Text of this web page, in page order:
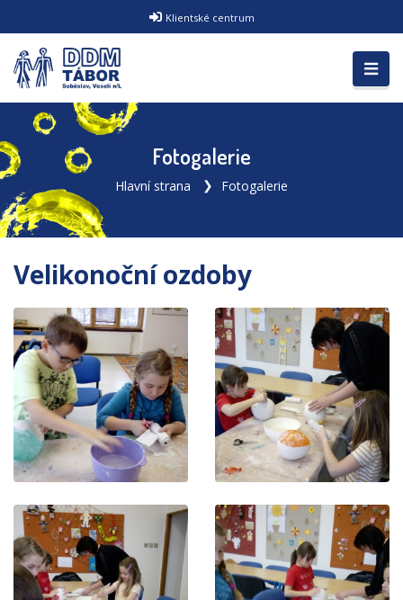
Klientské centrum
Fotogalerie
Hlavní strana Fotogalerie
Velikonoční ozdoby